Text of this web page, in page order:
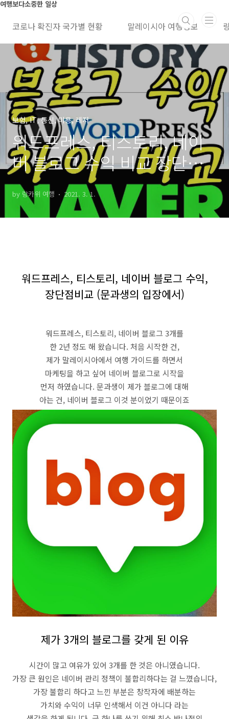
본문 바로가기
여행보다소중한 일상
코로나 확진자 국가별 현황 말레이시아 여행정보
보험, IT, 통신, 미용, 레저
워드프레스, 티스토리, 네이
버 블로그 수익 비교 장단점
등, 사용후기
by 랑카위 여행 2021. 3. 1.
워드프레스, 티스토리, 네이버 블로그 수익,
장단점비교 (문과생의 입장에서)
워드프레스, 티스토리, 네이버 블로그 3개를
한 2년 정도 해 왔습니다. 처음 시작한 건,
제가 말레이시아에서 여행 가이드를 하면서
마케팅을 하고 싶어 네이버 블로그로 시작을
먼저 하였습니다. 문과생이 제가 블로그에 대해
아는 건, 네이버 블로그 이것 분이었기 때문이죠
제가 3개의 블로그를 갖게 된 이유
시간이 많고 여유가 있어 3개를 한 것은 아니였습니다.
가장 큰 원인은 네이버 관리 정책이 불합리하다는 걸 느꼈습니다,
가장 불합리 하다고 느낀 부분은 창작자에 배분하는
가치와 수익이 너무 인색해서 이건 아니다 라는